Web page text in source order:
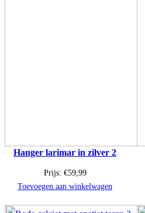
Hanger larimar in zilver 2
Prijs: €59,99
Toevoegen aan winkelwagen